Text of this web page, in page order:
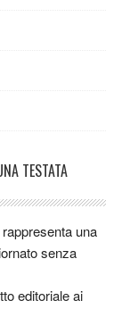
TESTATA
una
senza
editoriale ai